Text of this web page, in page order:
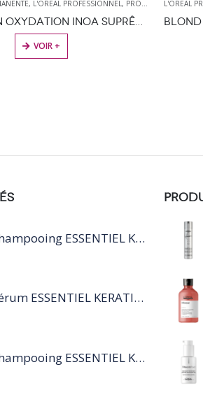
,PRODUITS DE COIFFURE
COLORATION OXYDATION INOA SUPRÊME / 60ML
L'OREAL PROFESSIONNEL, PRODUIT DE
Shampooing ESSENTIEL KERATIN SILVER 250ML
Sérum ESSENTIEL KERATIN SENSITIVE 40 ML
Shampooing ESSENTIEL KERATIN SENSITIVE 1L